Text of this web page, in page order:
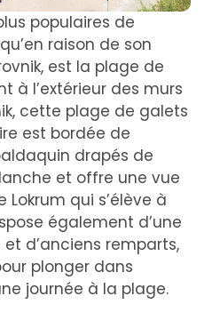
populaires de
raison de son
est la plage de
à l’extérieur des murs
cette plage de galets
est bordée de
drapés de
et offre une vue
Lokrum qui s’élève à
également d’une
d’anciens remparts,
plonger dans
journée à la plage.